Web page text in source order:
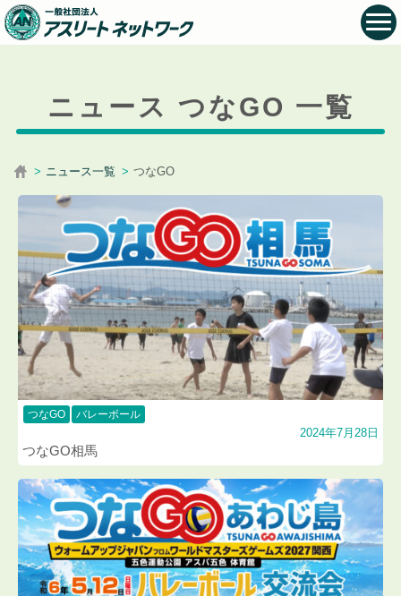
ニュース つなGO 一覧
ニュース一覧 つなGO
つなGO バレーボール
2024年7月28日
つなGO相馬